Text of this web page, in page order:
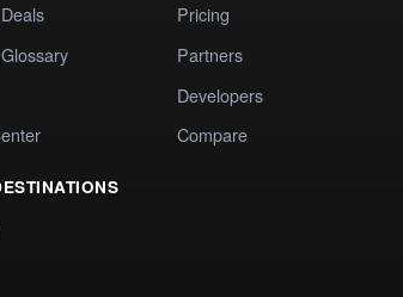
Pricing
Partners
Developers
Compare